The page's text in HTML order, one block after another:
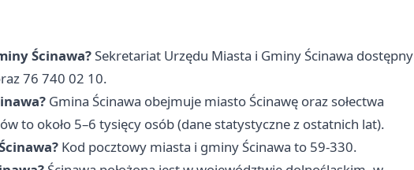
Ścinawa?Sekretariat Urzędu Miasta i Gminy Ścinawa dostępny
76 740 02 10.
Gmina Ścinawa obejmuje miasto Ścinawę oraz sołectwa
to około 5–6 tysięcy osób (dane statystyczne z ostatnich lat).
Kod pocztowy miasta i gminy Ścinawa to 59-330.